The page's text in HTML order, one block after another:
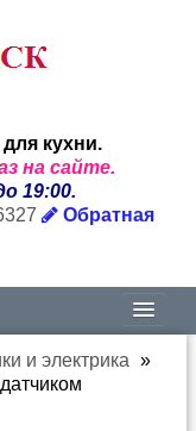
кухни.
на сайте.
19:00.
Обратная
и электрика »